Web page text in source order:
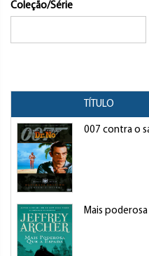
Coleção/Série
TÍTULO
007 contra o
Mais